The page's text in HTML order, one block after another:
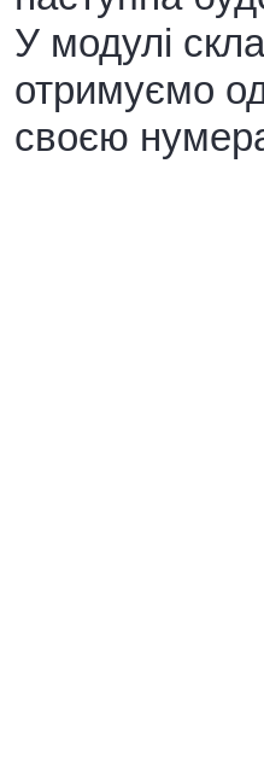
У модулі
отримуємо
своєю